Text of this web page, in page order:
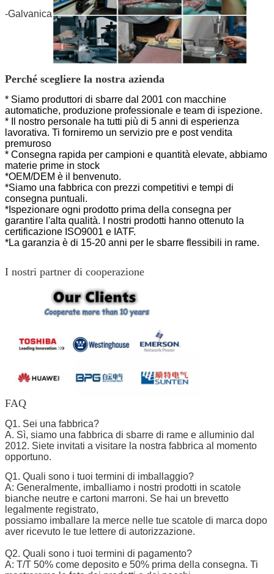
-Galvanica
Perché scegliere la nostra azienda
* Siamo produttori di sbarre dal 2001 con macchine
automatiche, produzione professionale e team di ispezione.
* Il nostro personale ha tutti più di 5 anni di esperienza
lavorativa. Ti forniremo un servizio pre e post vendita
premuroso
* Consegna rapida per campioni e quantità elevate, abbiamo
materie prime in stock
*OEM/DEM è il benvenuto.
*Siamo una fabbrica con prezzi competitivi e tempi di
consegna puntuali.
*Ispezionare ogni prodotto prima della consegna per
garantire l'alta qualità. I nostri prodotti hanno ottenuto la
certificazione ISO9001 e IATF.
*La garanzia è di 15-20 anni per le sbarre flessibili in rame.
I nostri partner di cooperazione
FAQ
Q1. Sei una fabbrica?
A. Sì, siamo una fabbrica di sbarre di rame e alluminio dal
2012. Siete invitati a visitare la nostra fabbrica al momento
opportuno.
Q1. Quali sono i tuoi termini di imballaggio?
A: Generalmente, imballiamo i nostri prodotti in scatole
bianche neutre e cartoni marroni. Se hai un brevetto
legalmente registrato,
possiamo imballare la merce nelle tue scatole di marca dopo
aver ricevuto le tue lettere di autorizzazione.
Q2. Quali sono i tuoi termini di pagamento?
A: T/T 50% come deposito e 50% prima della consegna. Ti